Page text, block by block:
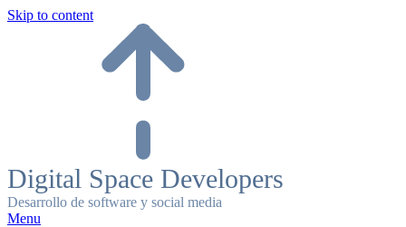
Skip to content
Digital Space Developers
Desarrollo de software y social media
Menu